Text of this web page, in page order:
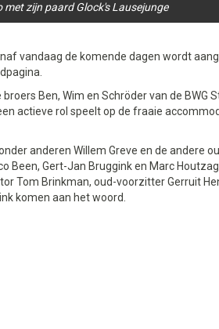
met zijn paard Glock's Lausejunge
vandaag de komende dagen wordt
Ben, Wim en Schröder van de BWG
actieve rol speelt op de fraaie
anderen Willem Greve en de andere
Been, Gert-Jan Bruggink en Marc
Tom Brinkman, oud-voorzitter Gerruit
komen aan het woord.